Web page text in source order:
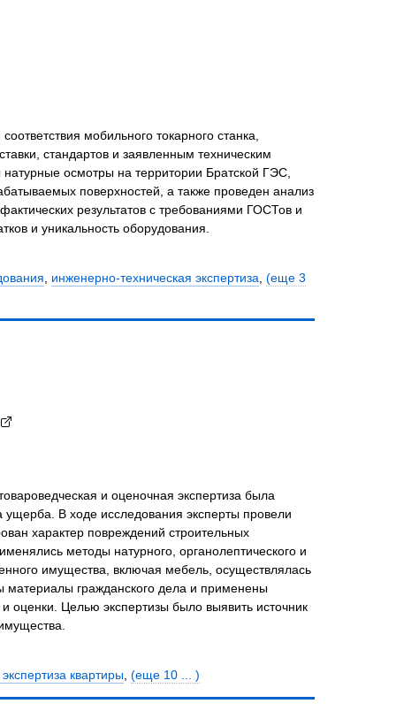
мобильного токарного станка,
стандартов и заявленным техническим
осмотры на территории Братской ГЭС,
поверхностей, а также проведен анализ
результатов с требованиями ГОСТов и
и уникальность оборудования.
, инженерно-техническая экспертиза, (еще 3
и оценочная экспертиза была
В ходе исследования эксперты провели
характер повреждений строительных
методы натурного, органолептического и
имущества, включая мебель, осуществлялась
материалы гражданского дела и применены
оценки. Целью экспертизы было выявить источник
квартиры, (еще 10 ... )